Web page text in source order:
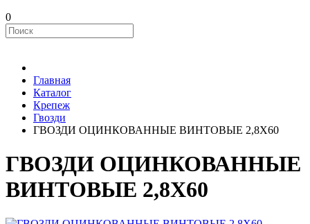
0
Главная
Каталог
Крепеж
Гвозди
ГВОЗДИ ОЦИНКОВАННЫЕ ВИНТОВЫЕ 2,8Х60
ГВОЗДИ ОЦИНКОВАННЫЕ
ВИНТОВЫЕ 2,8Х60